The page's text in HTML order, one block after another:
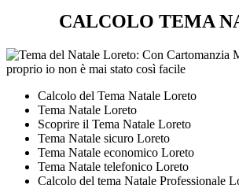
CALCOLO TEMA
Calcolo del Tema Natale Loreto
Tema Natale Loreto
Scoprire il Tema Natale Loreto
Tema Natale sicuro Loreto
Tema Natale economico Loreto
Tema Natale telefonico Loreto
Calcolo del tema Natale Professionale